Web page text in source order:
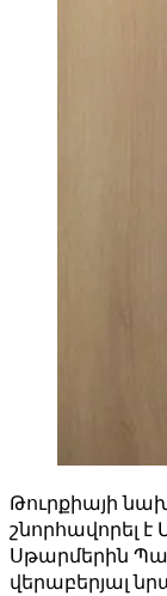
Թուրքիայի
շնորհավորել
Սթարմերին
վերաբերյալ